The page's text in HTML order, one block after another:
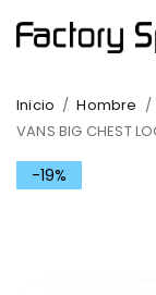
Inicio / Hombre /
VANS BIG CHEST
-19%